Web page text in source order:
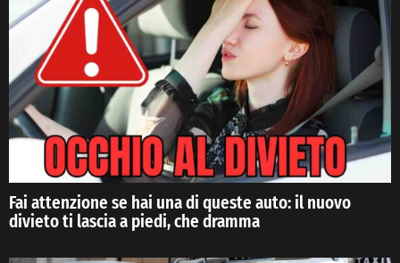
Fai attenzione se hai una di queste auto: il nuovo
divieto ti lascia a piedi, che dramma